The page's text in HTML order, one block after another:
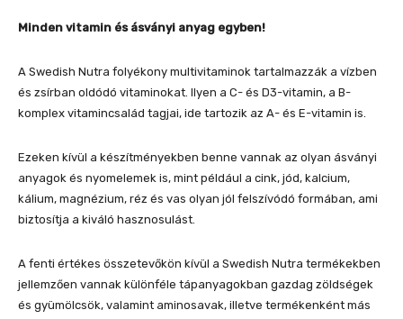
Minden vitamin és ásványi anyag egyben!
A Swedish Nutra folyékony multivitaminok tartalmazzák a vízben
és zsírban oldódó vitaminokat. Ilyen a C- és D3-vitamin, a B-
komplex vitamincsalád tagjai, ide tartozik az A- és E-vitamin is.
Ezeken kívül a készítményekben benne vannak az olyan ásványi
anyagok és nyomelemek is, mint például a cink, jód, kalcium,
kálium, magnézium, réz és vas olyan jól felszívódó formában, ami
biztosítja a kiváló hasznosulást.
A fenti értékes összetevőkön kívül a Swedish Nutra termékekben
jellemzően vannak különféle tápanyagokban gazdag zöldségek
és gyümölcsök, valamint aminosavak, illetve termékenként más